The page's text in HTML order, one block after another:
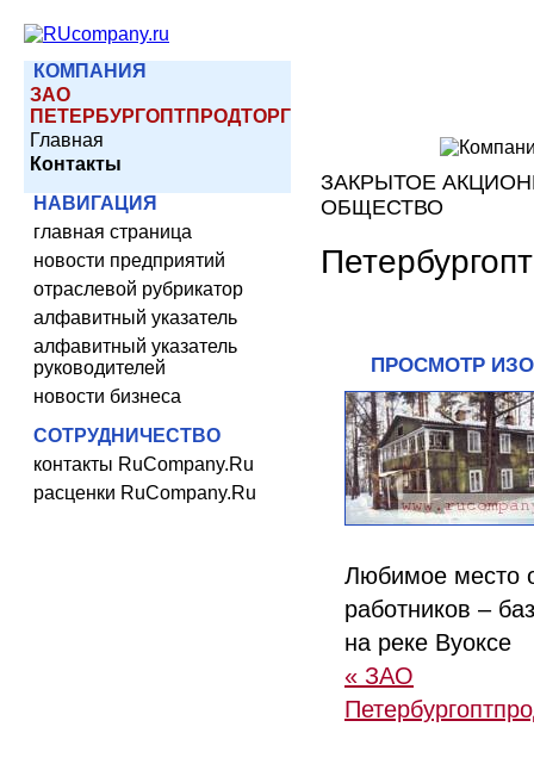
КОМПАНИЯ
ЗАО
ПЕТЕРБУРГОПТПРОДТОРГ
Главная
Контакты
НАВИГАЦИЯ
главная страница
новости предприятий
отраслевой рубрикатор
алфавитный указатель
алфавитный указатель
руководителей
новости бизнеса
СОТРУДНИЧЕСТВО
контакты RuCompany.Ru
расценки RuCompany.Ru
ЗАКРЫТОЕ
ОБЩЕСТВО
ПРОСМОТР
Любимое место
работников –
на реке Вуоксе
« ЗАО